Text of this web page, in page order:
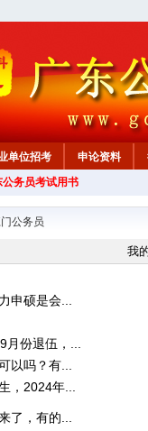
单位招考 申论资料
务员考试用书
公务员
我
申硕是会...
份退伍，...
以吗？有...
，2024年...
了，有的...